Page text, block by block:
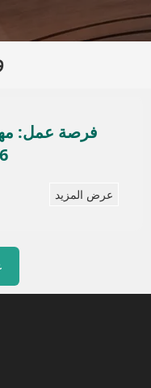
فرصة عمل:
عرض المزيد